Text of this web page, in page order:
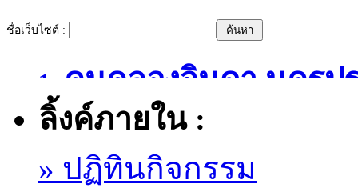
ชื่อเว็บไซต์ :
1.
คนคลองจินดา นครป
ลิ้งค์ภายใน :
» ปฏิทินกิจกรรม